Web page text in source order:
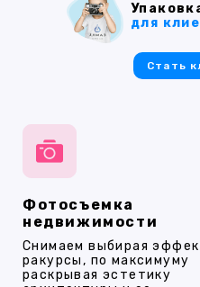
Фотосъемка
недвижимости
Снимаем выбирая
ракурсы, по максимуму
раскрывая эстетику
для
Стать